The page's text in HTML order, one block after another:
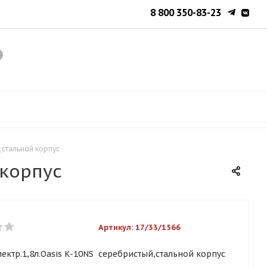
8 800 350-83-23
корпус
Артикул: 17/33/1566
K-10NS серебристый,стальной корпус